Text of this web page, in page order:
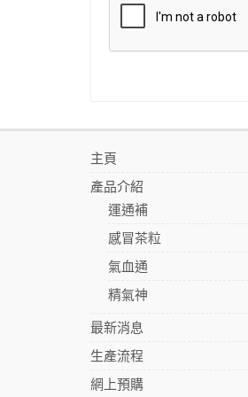
主頁
產品介紹
運通補
感冒茶粒
氣血通
精氣神
最新消息
生產流程
網上預購